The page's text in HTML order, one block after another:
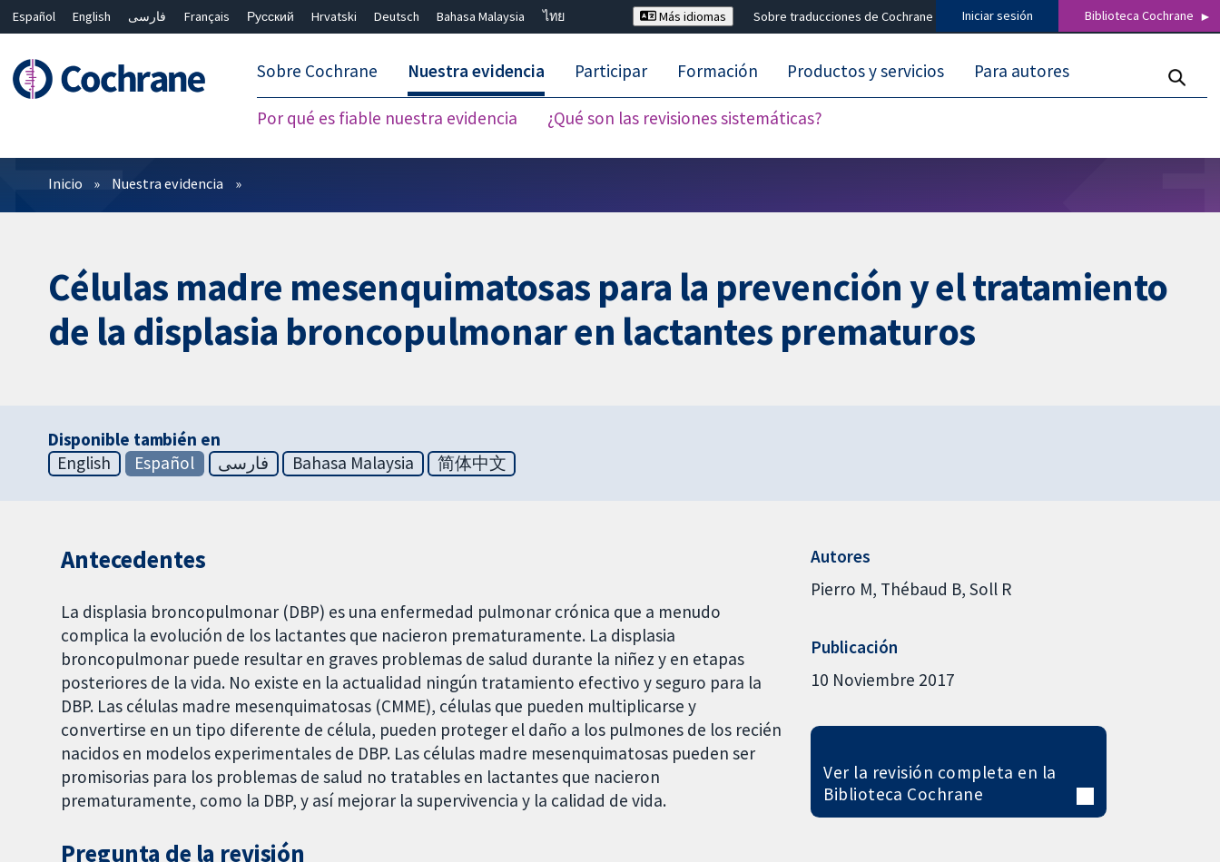
Español English فارسی Français Русский Hrvatski Deutsch Bahasa Malaysia
ไทย
Más idiomas Sobre traducciones de Cochrane Iniciar sesión Biblioteca Cochrane
Sobre Cochrane Nuestra evidencia
Por qué es fiable nuestra evidencia ¿Qué son las revisiones sistemáticas?
Participar Formación Productos y servicios Para autores
Filtros
Inicio Nuestra evidencia
Células madre mesenquimatosas para la prevención y el tratamiento
de la displasia broncopulmonar en lactantes prematuros
Disponible también en
English
Español فارسی Bahasa Malaysia 简体中文
Antecedentes
La displasia broncopulmonar (DBP) es una enfermedad pulmonar crónica que a menudo
complica la evolución de los lactantes que nacieron prematuramente. La displasia
broncopulmonar puede resultar en graves problemas de salud durante la niñez y en etapas
posteriores de la vida. No existe en la actualidad ningún tratamiento efectivo y seguro para la
DBP. Las células madre mesenquimatosas (CMME), células que pueden multiplicarse y
convertirse en un tipo diferente de célula, pueden proteger el daño a los pulmones de los recién
nacidos en modelos experimentales de DBP. Las células madre mesenquimatosas pueden ser
promisorias para los problemas de salud no tratables en lactantes que nacieron
prematuramente, como la DBP, y así mejorar la supervivencia y la calidad de vida.
Pregunta de la revisión
Autores
Pierro M Thébaud B Soll R
Publicación
10 Noviembre 2017
Ver la revisión completa en la
Biblioteca Cochrane